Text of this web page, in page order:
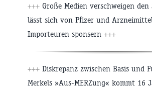
+++ Große Medien verschweigen den
lässt sich von Pfizer und
Importeuren sponsern +++
+++ Diskrepanz zwischen Basis und
Merkels »Aus-MERZung« kommt 16